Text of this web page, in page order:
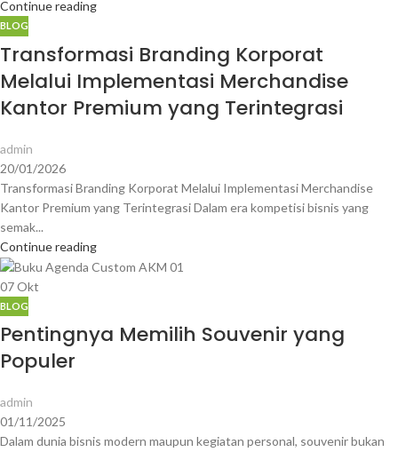
Continue reading
BLOG
Transformasi Branding Korporat
Melalui Implementasi Merchandise
Kantor Premium yang Terintegrasi
admin
20/01/2026
Transformasi Branding Korporat Melalui Implementasi Merchandise
Kantor Premium yang Terintegrasi Dalam era kompetisi bisnis yang
semak...
Continue reading
07Okt
BLOG
Pentingnya Memilih Souvenir yang
Populer
admin
01/11/2025
Dalam dunia bisnis modern maupun kegiatan personal, souvenir bukan